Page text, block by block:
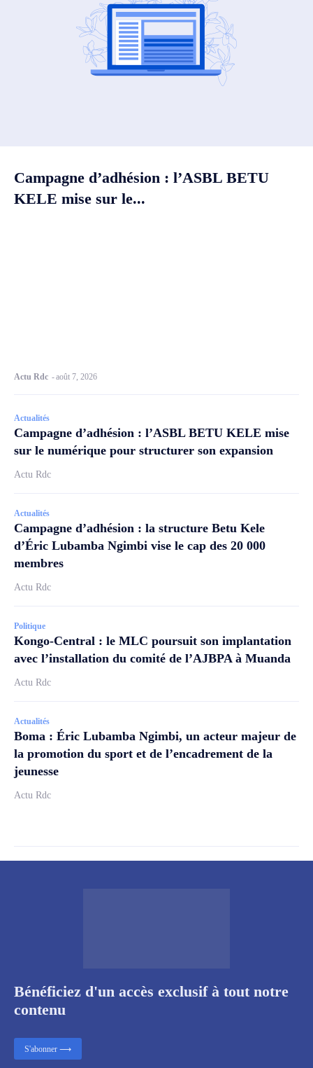
Campagne d’adhésion : l’ASBL BETU
KELE mise sur le...
Actu Rdc -août 7, 2026
Actualités
Campagne d’adhésion : l’ASBL BETU KELE mise
sur le numérique pour structurer son expansion
Actu Rdc
Actualités
Campagne d’adhésion : la structure Betu Kele
d’Éric Lubamba Ngimbi vise le cap des 20 000
membres
Actu Rdc
Politique
Kongo-Central : le MLC poursuit son implantation
avec l’installation du comité de l’AJBPA à Muanda
Actu Rdc
Actualités
Boma : Éric Lubamba Ngimbi, un acteur majeur de
la promotion du sport et de l’encadrement de la
jeunesse
Actu Rdc
Bénéficiez d'un accès exclusif à tout notre
contenu
S'abonner ⟶